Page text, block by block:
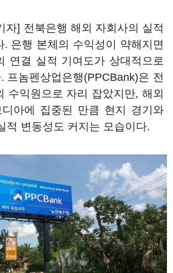
자] 전북은행 해외 자회사의 실적
. 은행 본체의 수익성이 약해지면
연결 실적 기여도가 상대적으로
프놈펜상업은행(PPCBank)은 전
수익원으로 자리 잡았지만, 해외
디아에 집중된 만큼 현지 경기와
적 변동성도 커지는 모습이다.